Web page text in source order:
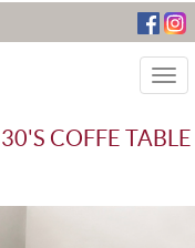
la diversità della città.
COFFE TABLE